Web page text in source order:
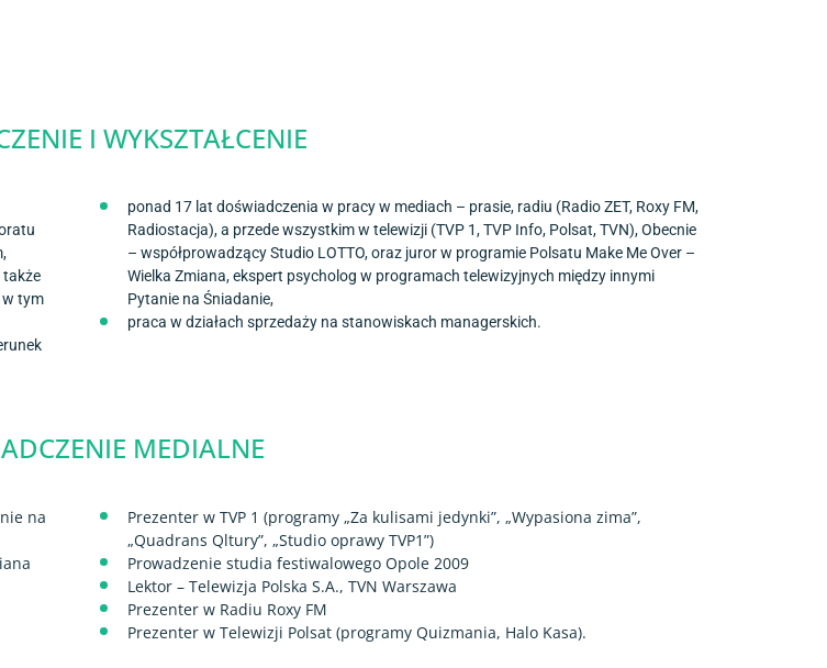
I WYKSZTAŁCENIE
także
w tym
ponad 17 lat doświadczenia w pracy w mediach – prasie, radiu (Radio ZET, Roxy FM,
Radiostacja), a przede wszystkim w telewizji (TVP 1, TVP Info, Polsat, TVN), Obecnie
– współprowadzący Studio LOTTO, oraz juror w programie Polsatu Make Me Over –
Wielka Zmiana, ekspert psycholog w programach telewizyjnych między innymi
Pytanie na Śniadanie,
praca w działach sprzedaży na stanowiskach managerskich.
MEDIALNE
na
Prezenter w TVP 1 (programy „Za kulisami jedynki”, „Wypasiona zima”,
„Quadrans Qltury”, „Studio oprawy TVP1”)
Prowadzenie studia festiwalowego Opole 2009
Lektor – Telewizja Polska S.A., TVN Warszawa
Prezenter w Radiu Roxy FM
Prezenter w Telewizji Polsat (programy Quizmania, Halo Kasa).